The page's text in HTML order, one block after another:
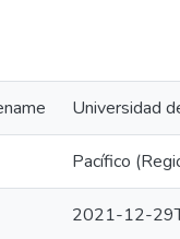
Universidad
Pacífico
2021-12-